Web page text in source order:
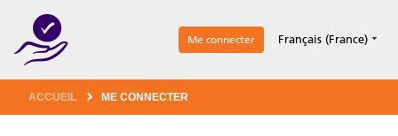
Me connecter Français (France)
ACCUEIL ME CONNECTER